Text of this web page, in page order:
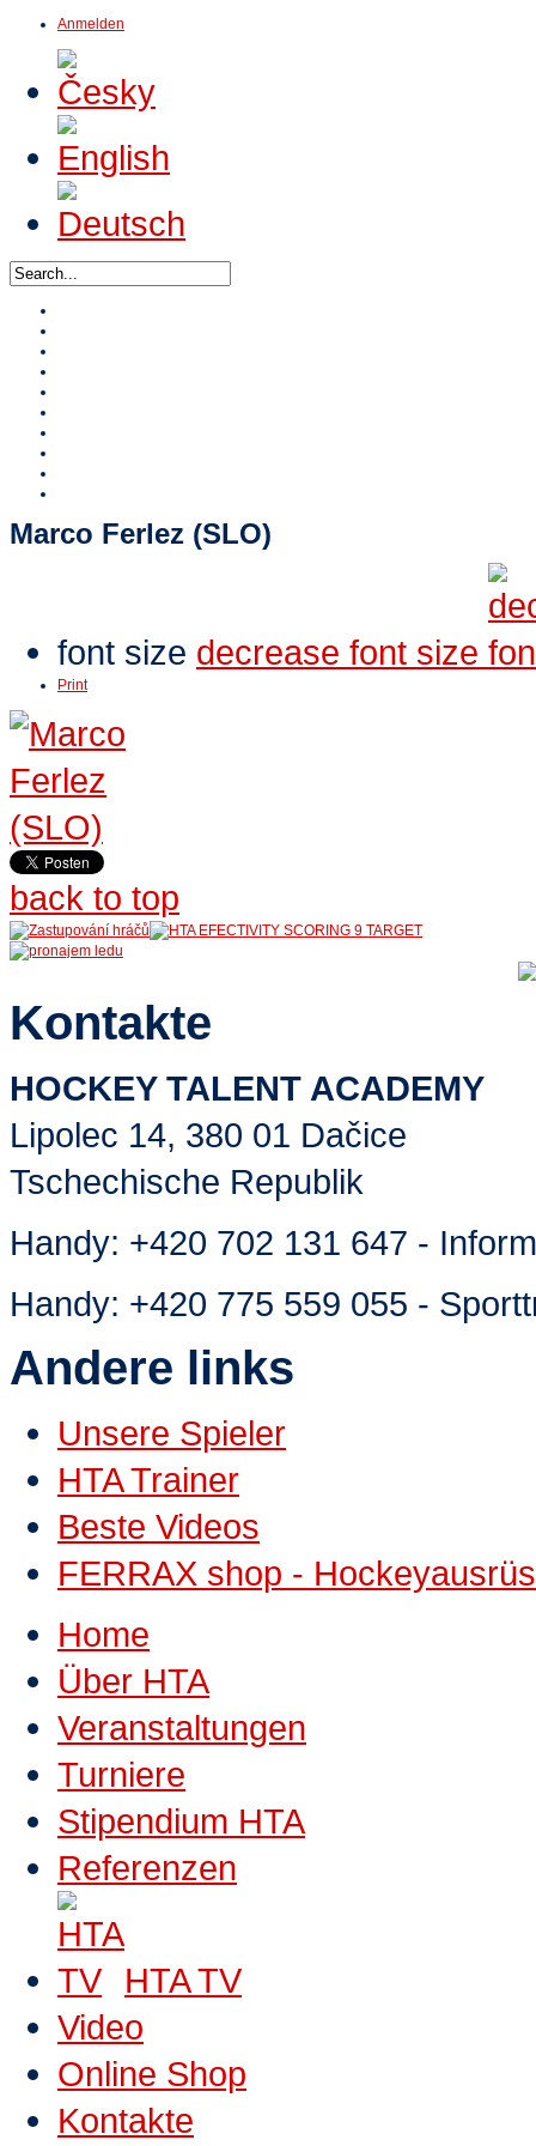
Anmelden
Marco Ferlez (SLO)
font size decrease font size
Print
back to top
Kontakte
HOCKEY TALENT ACADEMY
Lipolec 14, 380 01 Dačice
Tschechische Republik
Handy: +420 702 131 647 -
Handy: +420 775 559 055 -
Andere links
Unsere Spieler
HTA Trainer
Beste Videos
FERRAX shop -
Home
Über HTA
Veranstaltungen
Turniere
Stipendium HTA
Referenzen
HTA TV
Video
Online Shop
Kontakte